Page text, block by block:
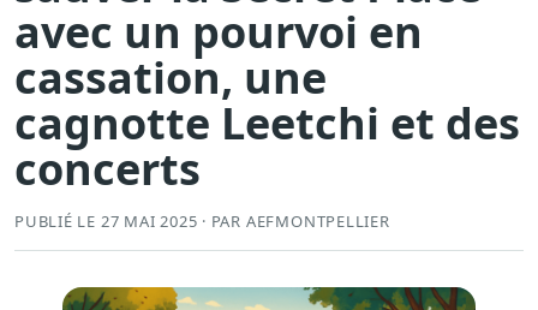
avec un pourvoi en
cassation, une
cagnotte Leetchi et des
concerts
PUBLIÉ LE 27 MAI 2025 · PAR AEFMONTPELLIER